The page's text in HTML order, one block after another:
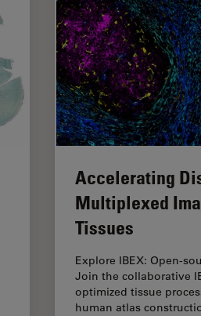
Accelerating
Multiplexed
Tissues
Explore IBEX: Open-
Join the collaborative
optimized tissue
human atlas